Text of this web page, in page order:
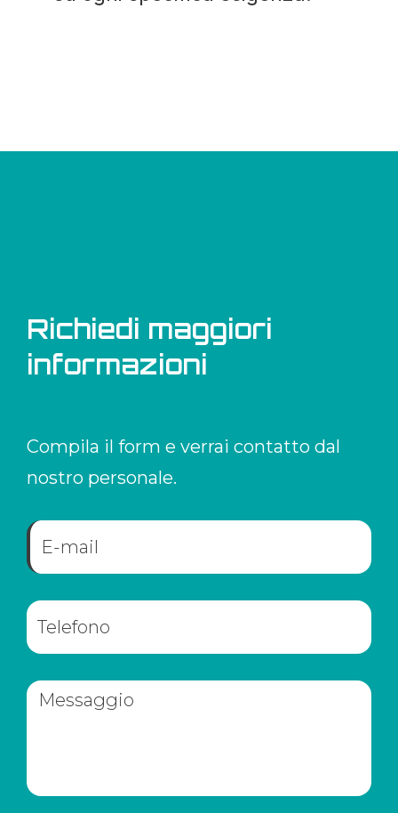
Richiedi maggiori
informazioni
Compila il form e verrai contatto dal
nostro personale.